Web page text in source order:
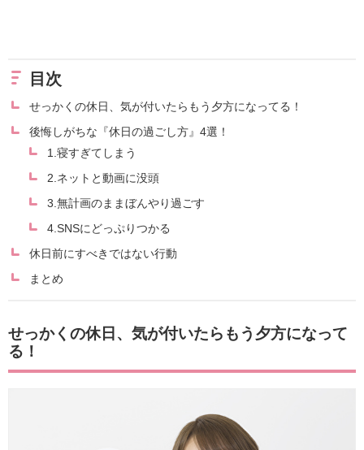
目次
せっかくの休日、気が付いたらもう夕方になってる！
後悔しがちな『休日の過ごし方』4選！
1.寝すぎてしまう
2.ネットと動画に没頭
3.無計画のままぼんやり過ごす
4.SNSにどっぷりつかる
休日前にすべきではない行動
まとめ
せっかくの休日、気が付いたらもう夕方になって
る！